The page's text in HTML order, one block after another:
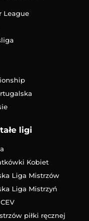
League
ligi
Kobiet
Liga Mistrzów
Liga Mistrzyń
piłki ręcznej